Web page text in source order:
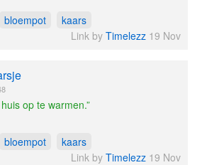
bloempot
kaars
Link by Timelezz 19 Nov
op te warmen.”
bloempot
kaars
Link by Timelezz 19 Nov